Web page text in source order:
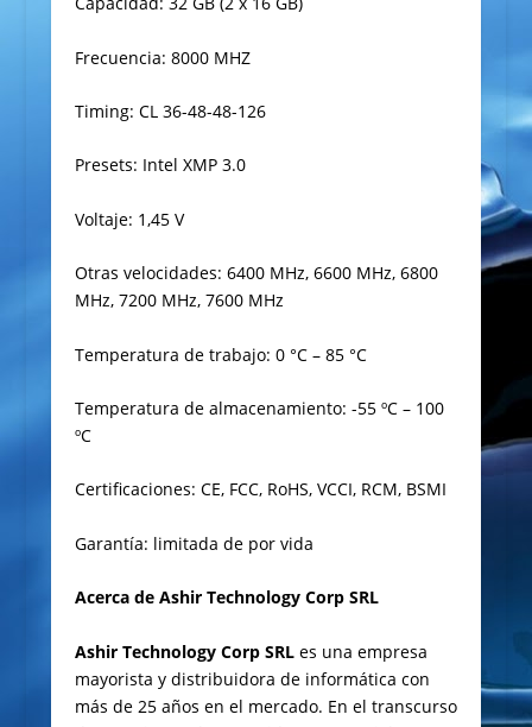
Frecuencia: 8000 MHZ
Timing: CL 36-48-48-126
Presets: Intel XMP 3.0
Voltaje: 1,45 V
Otras velocidades: 6400 MHz, 6600 MHz, 6800
MHz, 7200 MHz, 7600 MHz
Temperatura de trabajo: 0 °C – 85 °C
Temperatura de almacenamiento: -55 ºC – 100
ºC
Certificaciones: CE, FCC, RoHS, VCCI, RCM, BSMI
Garantía: limitada de por vida
Acerca de Ashir Technology Corp SRL
Ashir Technology Corp SRLes una empresa
mayorista y distribuidora de informática con
más de 25 años en el mercado. En el transcurso